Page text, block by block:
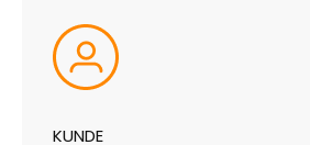
KUNDE